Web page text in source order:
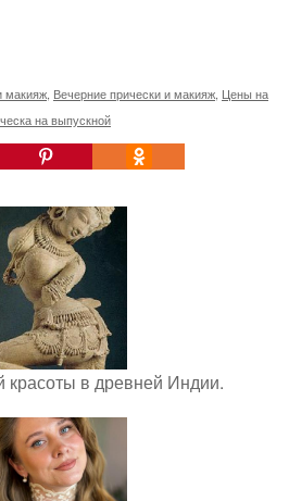
макияж Вечерние прически и макияж Цены на
на выпускной
в древней Индии.